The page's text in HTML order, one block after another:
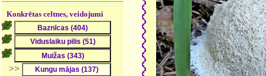
Konkrētas celtnes, veidojumi
>>